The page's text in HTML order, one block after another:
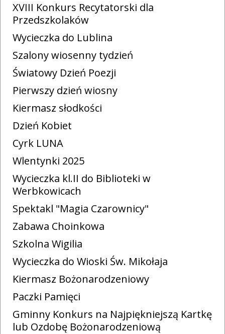
XVIII Konkurs Recytatorski dla
Przedszkolaków
Wycieczka do Lublina
Szalony wiosenny tydzień
Światowy Dzień Poezji
Pierwszy dzień wiosny
Kiermasz słodkości
Dzień Kobiet
Cyrk LUNA
Wlentynki 2025
Wycieczka kl.II do Biblioteki w
Werbkowicach
Spektakl "Magia Czarownicy"
Zabawa Choinkowa
Szkolna Wigilia
Wycieczka do Wioski Św. Mikołaja
Kiermasz Bożonarodzeniowy
Paczki Pamięci
Gminny Konkurs na Najpiękniejszą Kartkę
lub Ozdobę Bożonarodzeniową